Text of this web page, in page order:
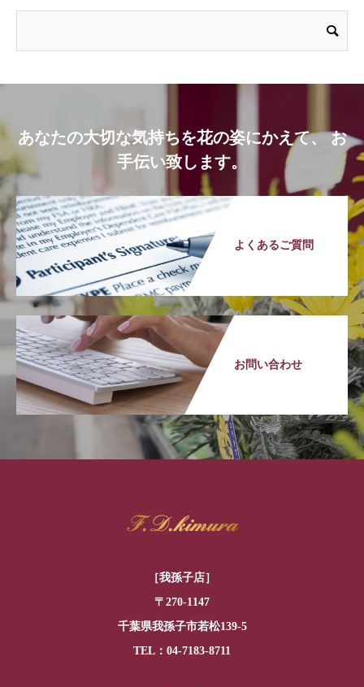
あなたの大切な気持ちを花の姿にかえて、 お
手伝い致します。
よくあるご質問
お問い合わせ
［我孫子店］
〒270-1147
千葉県我孫子市若松139-5
TEL：04-7183-8711